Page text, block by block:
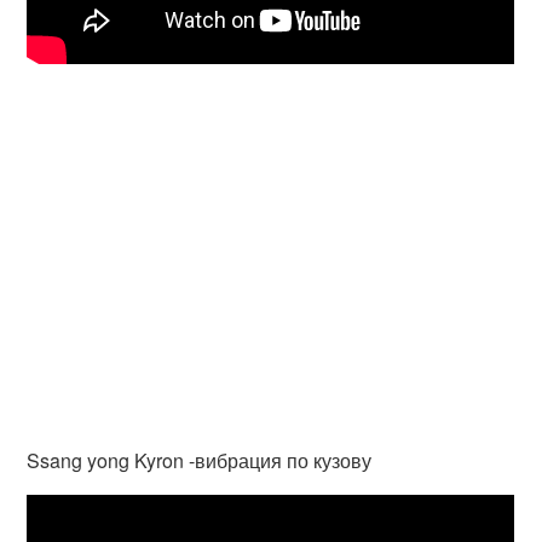
Ssang yong Kyron -вибрация по кузову